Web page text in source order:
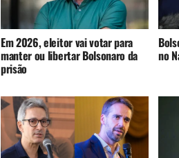
Em 2026, eleitor vai votar para
manter ou libertar Bolsonaro da
prisão
no